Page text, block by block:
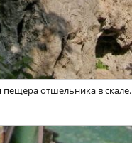
отшельника в скале.